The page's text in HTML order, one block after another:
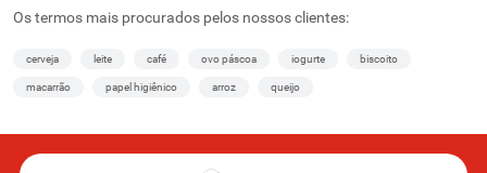
Os termos mais procurados pelos nossos clientes:
cerveja leite café ovo páscoa iogurte biscoito
macarrão papel higiênico arroz queijo